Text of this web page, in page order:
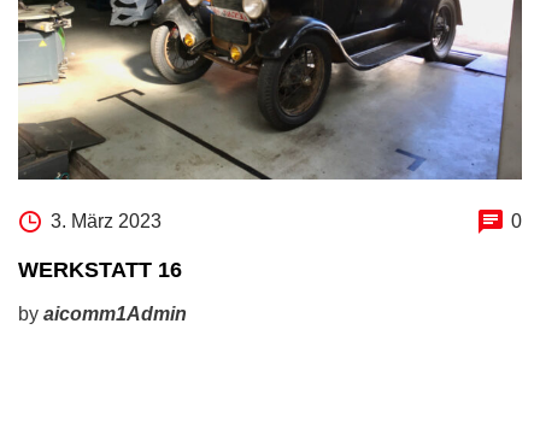
3. März 2023 0
WERKSTATT 16
by aicomm1Admin